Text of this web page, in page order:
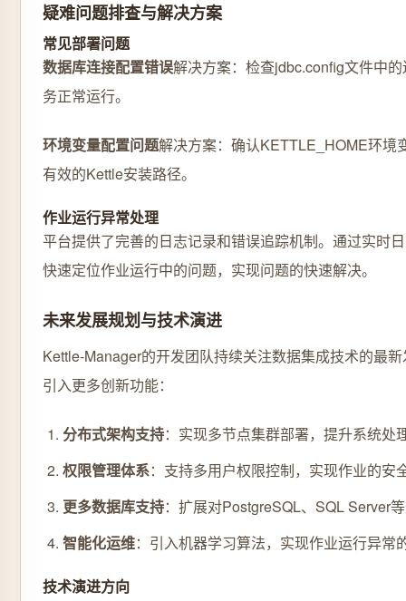
疑难问题排查与解决方案
常见部署问题
数据库连接配置错误解决方案：检查jdbc.config文件中
务正常运行。
环境变量配置问题解决方案：确认KETTLE_HOME环境
有效的Kettle安装路径。
作业运行异常处理
平台提供了完善的日志记录和错误追踪机制。通过实时
快速定位作业运行中的问题，实现问题的快速解决。
未来发展规划与技术演进
Kettle-Manager的开发团队持续关注数据集成技术的最
引入更多创新功能：
分布式架构支持：实现多节点集群部署，提升系统处
权限管理体系：支持多用户权限控制，实现作业的安
更多数据库支持：扩展对PostgreSQL、SQL Server
智能化运维：引入机器学习算法，实现作业运行异常
技术演进方向